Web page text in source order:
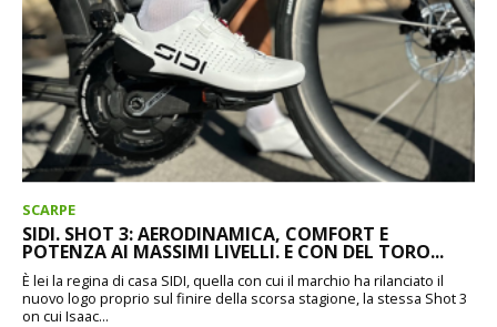
SCARPE
SIDI. SHOT 3: AERODINAMICA, COMFORT E
POTENZA AI MASSIMI LIVELLI. E CON DEL TORO...
È lei la regina di casa SIDI, quella con cui il marchio ha rilanciato il
nuovo logo proprio sul finire della scorsa stagione, la stessa Shot 3
on cui Isaac...